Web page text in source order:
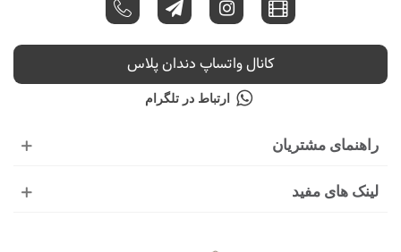
راهنمای مشتریان
لینک های مفید
کانال واتساپ دندان پلاس
ارتباط در تلگرام